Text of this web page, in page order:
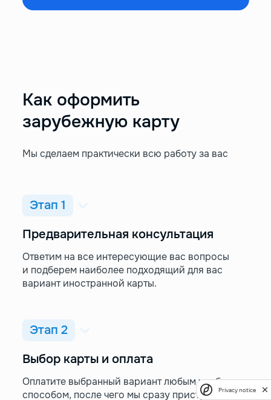
Как оформить
зарубежную карту
Мы сделаем практически всю работу за вас
Этап 1
Предварительная консультация
Ответим на все интересующие вас вопросы
и подберем наиболее подходящий для вас
вариант иностранной карты.
Этап 2
Выбор карты и оплата
Оплатите выбранный вариант любым удобным
способом, после чего мы сразу приступимPrivacy notice